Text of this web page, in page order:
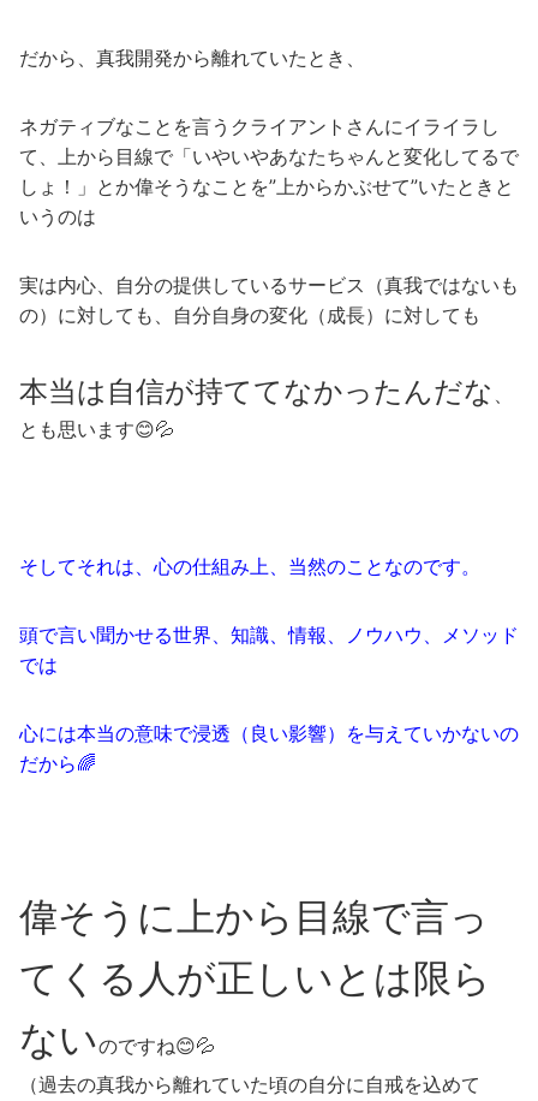
だから、真我開発から離れていたとき、
ネガティブなことを言うクライアントさんにイライラし
て、上から目線で「いやいやあなたちゃんと変化してるで
しょ！」とか偉そうなことを”上からかぶせて”いたときと
いうのは
実は内心、自分の提供しているサービス（真我ではないも
の）に対しても、自分自身の変化（成長）に対しても
本当は自信が持ててなかったんだな 、
とも思います😊💦
そしてそれは、心の仕組み上、当然のことなのです。
頭で言い聞かせる世界、知識、情報、ノウハウ、メソッド
では
心には本当の意味で浸透（良い影響）を与えていかないの
だから🌈
偉そうに上から目線で言っ
てくる人が正しいとは限ら
ないのですね😊💦
（過去の真我から離れていた頃の自分に自戒を込めて